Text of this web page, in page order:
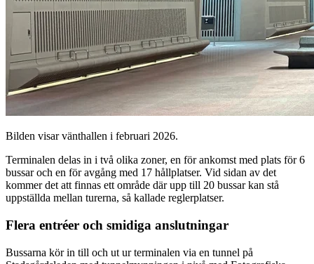
Bilden visar vänthallen i februari 2026.
Terminalen delas in i två olika zoner, en för ankomst med plats för 6
bussar och en för avgång med 17 hållplatser. Vid sidan av det
kommer det att finnas ett område där upp till 20 bussar kan stå
uppställda mellan turerna, så kallade reglerplatser.
Flera entréer och smidiga anslutningar
Bussarna kör in till och ut ur terminalen via en tunnel på